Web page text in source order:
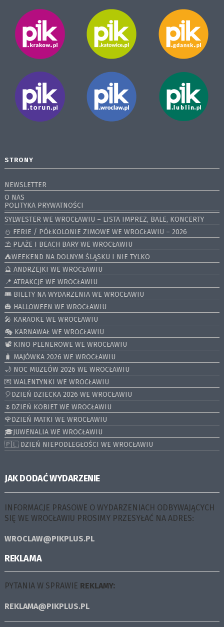
STRONY
NEWSLETTER
O NAS
POLITYKA PRYWATNOŚCI
SYLWESTER WE WROCŁAWIU – LISTA IMPREZ, BALE, KONCERTY
⛄️ FERIE / PÓŁKOLONIE ZIMOWE WE WROCŁAWIU – 2026
⛱️ PLAŻE I BEACH BARY WE WROCŁAWIU
⛺️WEEKEND NA DOLNYM ŚLĄSKU I NIE TYLKO
🔮 ANDRZEJKI WE WROCŁAWIU
📍 ATRAKCJE WE WROCŁAWIU
🎟️ BILETY NA WYDARZENIA WE WROCŁAWIU
🎃 HALLOWEEN WE WROCŁAWIU
🎤 KARAOKE WE WROCŁAWIU
🎭 KARNAWAŁ WE WROCŁAWIU
📽️ KINO PLENEROWE WE WROCŁAWIU
🧳 MAJÓWKA 2026 WE WROCŁAWIU
🌙 NOC MUZEÓW 2026 WE WROCŁAWIU
💌 WALENTYNKI WE WROCŁAWIU
🎈DZIEŃ DZIECKA 2026 WE WROCŁAWIU
🌷DZIEŃ KOBIET WE WROCŁAWIU
🌹DZIEŃ MATKI WE WROCŁAWIU
🎓JUWENALIA WE WROCŁAWIU
🇵🇱 DZIEŃ NIEPODLEGŁOŚCI WE WROCŁAWIU
JAK DODAĆ WYDARZENIE
INFORMACJE PRASOWE O WYDARZENIACH ODBYWAJĄCYCH
SIĘ WE WROCŁAWIU PROSIMY PRZESYŁAĆ NA ADRES:
WROCLAW@PIKPLUS.PL
REKLAMA
PYTANIA W SPRAWIE REKLAMY:
REKLAMA@PIKPLUS.PL